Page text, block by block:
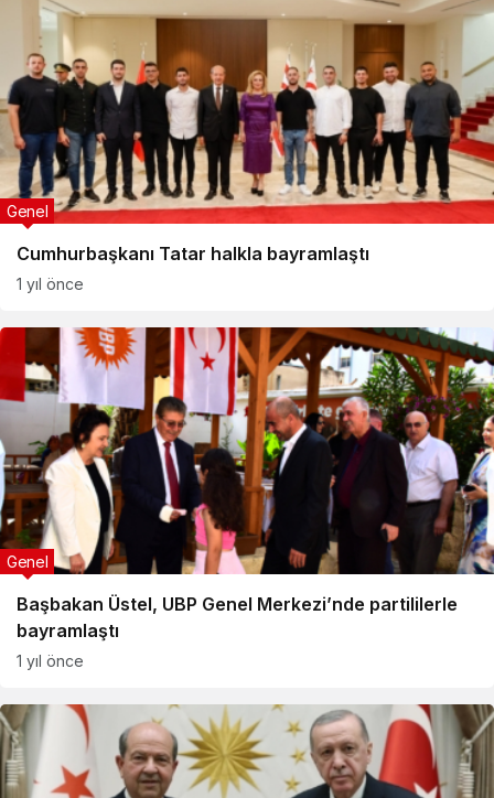
Cumhurbaşkanı Tatar halkla bayramlaştı
Genel
1 yıl önce
Başbakan Üstel, UBP Genel Merkezi’nde partililerle
bayramlaştı
Genel
1 yıl önce